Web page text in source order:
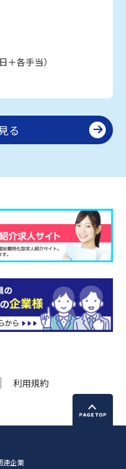
各手当）
る
利用規約
連企業